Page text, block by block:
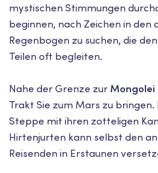
mystischen Stimmungen
beginnen, nach Zeichen in den
Regenbogen zu suchen, die
Teilen oft begleiten.
Nahe der Grenze zur Mongolei
Trakt Sie zum Mars zu
Steppe mit ihren zotteligen
Hirtenjurten kann selbst den
Reisenden in Erstaunen